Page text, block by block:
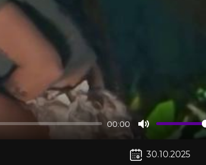
00:00
Отключить
звук
30.10.2025